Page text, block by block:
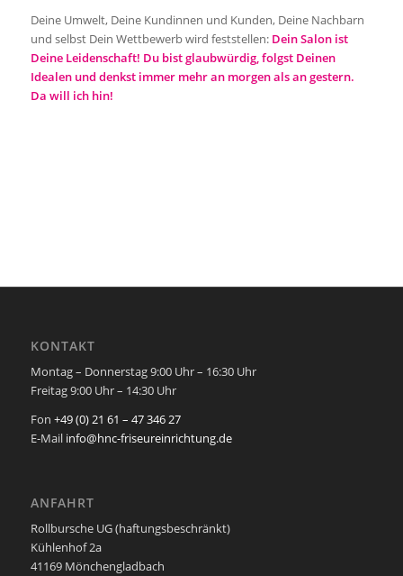
Deine Umwelt, Deine Kundinnen und Kunden, Deine Nachbarn
und selbst Dein Wettbewerb wird feststellen: Dein Salon ist
Deine Leidenschaft! Du bist glaubwürdig, folgst Deinen
Idealen und denkst immer mehr an morgen als an gestern.
Da will ich hin!
KONTAKT
Montag – Donnerstag 9:00 Uhr – 16:30 Uhr
Freitag 9:00 Uhr – 14:30 Uhr
Fon +49 (0) 21 61 – 47 346 27
E-Mail info@hnc-friseureinrichtung.de
ANFAHRT
Rollbursche UG (haftungsbeschränkt)
Kühlenhof 2a
41169 Mönchengladbach